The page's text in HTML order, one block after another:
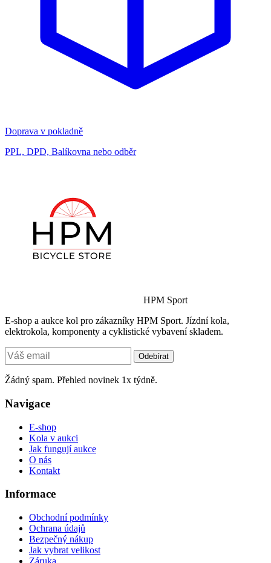
Doprava v pokladně
PPL, DPD, Balíkovna nebo odběr
HPM Sport
E-shop a aukce kol pro zákazníky HPM Sport. Jízdní kola,
elektrokola, komponenty a cyklistické vybavení skladem.
Odebírat
Žádný spam. Přehled novinek 1x týdně.
Navigace
E-shop
Kola v aukci
Jak fungují aukce
O nás
Kontakt
Informace
Obchodní podmínky
Ochrana údajů
Bezpečný nákup
Jak vybrat velikost
Záruka